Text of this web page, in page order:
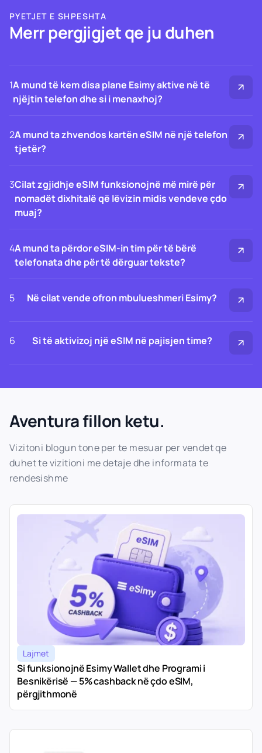
PYETJET E SHPESHTA
Merr pergjigjet qe ju duhen
1A mund të kem disa plane Esimy aktive në të
njëjtin telefon dhe si i menaxhoj?
2A mund ta zhvendos kartën eSIM në një telefon
tjetër?
3Cilat zgjidhje eSIM funksionojnë më mirë për
nomadët dixhitalë që lëvizin midis vendeve çdo
muaj?
4A mund ta përdor eSIM-in tim për të bërë
telefonata dhe për të dërguar tekste?
5 Në cilat vende ofron mbulueshmeri Esimy?
6 Si të aktivizoj një eSIM në pajisjen time?
Aventura fillon ketu.
Vizitoni blogun tone per te mesuar per vendet qe
duhet te vizitioni me detaje dhe informata te
rendesishme
Lajmet
Si funksionojnë Esimy Wallet dhe Programi i
Besnikërisë — 5% cashback në çdo eSIM,
përgjithmonë